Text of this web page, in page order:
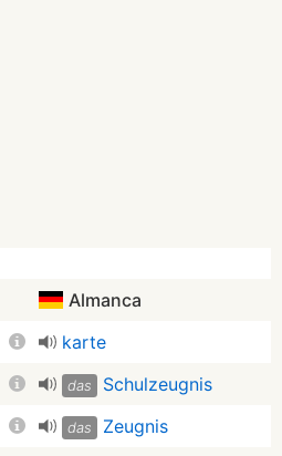
Almanca
karte
das
Schulzeugnis
das
Zeugnis